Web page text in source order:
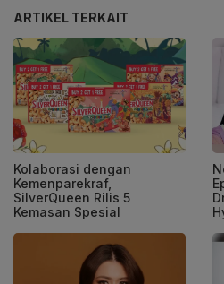
ARTIKEL TERKAIT
Kolaborasi dengan
Kemenparekraf,
SilverQueen Rilis 5
Kemasan Spesial